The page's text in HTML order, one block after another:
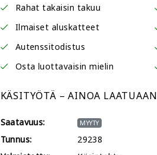
Rahat takaisin takuu
Ilmaiset aluskatteet
Autenssitodistus
Osta luottavaisin mielin
KÄSITYÖTÄ – AINOA LAATUAAN
Saatavuus: MYYTY
Tunnus:
29238